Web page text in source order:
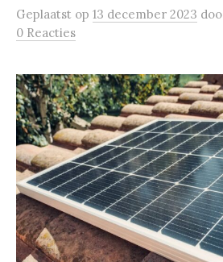
Geplaatst op 13 december 2023
0 Reacties